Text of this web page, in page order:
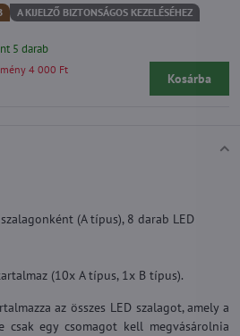
(A típus), 8 darab LED
(10x A típus, 1x B típus).
az összes LED szalagot, amely a
csak egy csomagot kell megvásárolnia
A KIJELZŐ BIZTONSÁGOS KEZELÉSÉHEZ
5 darab
4 000 Ft
Kosárba